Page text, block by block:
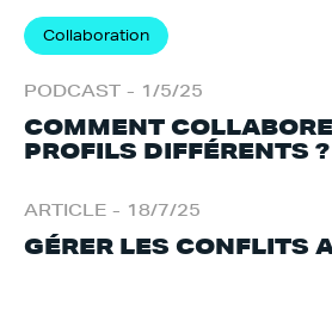
Collaboration
PODCAST - 1/5/25
COMMENT
PROFILS DIFFÉRENTS ?
ARTICLE - 18/7/25
GÉRER LES CONFLITS